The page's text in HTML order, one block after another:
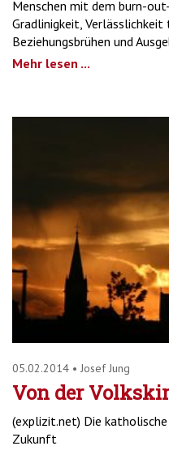
Menschen mit dem burn-
Gradlinigkeit,
Beziehungsbrühen und
Mehr lesen ...
05.02.2014 • Josef Jung
Von der
(explizit.net) Die
Zukunft